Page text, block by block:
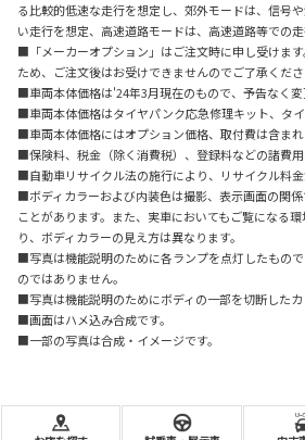
る比較的低速な走行を想定し、郊外モードは、信号
い走行を想定、高速道路モードは、高速道路等での走
■「メーカーオプション」はご注文時に申し受けま
ため、ご注文後はお受けできませんのでご了承くださ
■車両本体価格は'24年3月現在のもので、予告なく変
■車両本体価格はタイヤパンク応急修理キット、タイ
■車両本体価格にはオプション価格、取付費は含まれ
■保険料、税金（除く消費税）、登録料などの諸費用
■自動車リサイクル法の施行により、リサイクル料金
■ボディカラーおよび内装色は撮影、表示画面の関
ことがあります。また、実車においてもご覧になる
り、ボディカラーの見え方は異なります。
■写真は機能説明のために各ランプを点灯したもの
のではありません。
■写真は機能説明のためにボディの一部を切断したカ
■画面はハメ込み合成です。
■一部の写真は合成・イメージです。